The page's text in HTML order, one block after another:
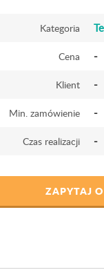
Kategoria
Cena -
Klient -
Min. zamówienie -
Czas realizacji -
ZAPYTAJ